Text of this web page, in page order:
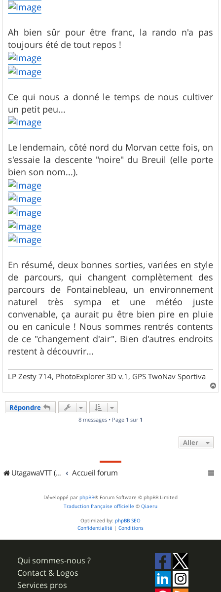
Ah bien sûr pour être franc, la rando n'a pas
toujours été de tout repos !
Ce qui nous a donné le temps de nous cultiver
un petit peu...
Le lendemain, côté nord du Morvan cette fois, on
s'essaie la descente "noire" du Breuil (elle porte
bien son nom...).
En résumé, deux bonnes sorties, variées en style
de parcours, qui changent complètement des
parcours de Fontainebleau, un environnement
naturel très sympa et une météo juste
convenable, ça aurait pu être bien pire en pluie
ou en canicule ! Nous sommes rentrés contents
de ce "changement d'air". Bien d'autres endroits
restent à découvrir...
LP Zesty 714, PhotoExplorer 3D v.1, GPS TwoNav Sportiva
a
Répondre
8 messages • Page 1 sur 1
Aller
UtagawaVTT (Randos VTT et VTTAE avec traces GPS) Accueil forum
Développé par phpBB® Forum Software © phpBB Limited
Traduction française officielle © Qiaeru
Optimized by: phpBB SEO
Confidentialité | Conditions
Qui sommes-nous ?
Contact & Logos
Services pros